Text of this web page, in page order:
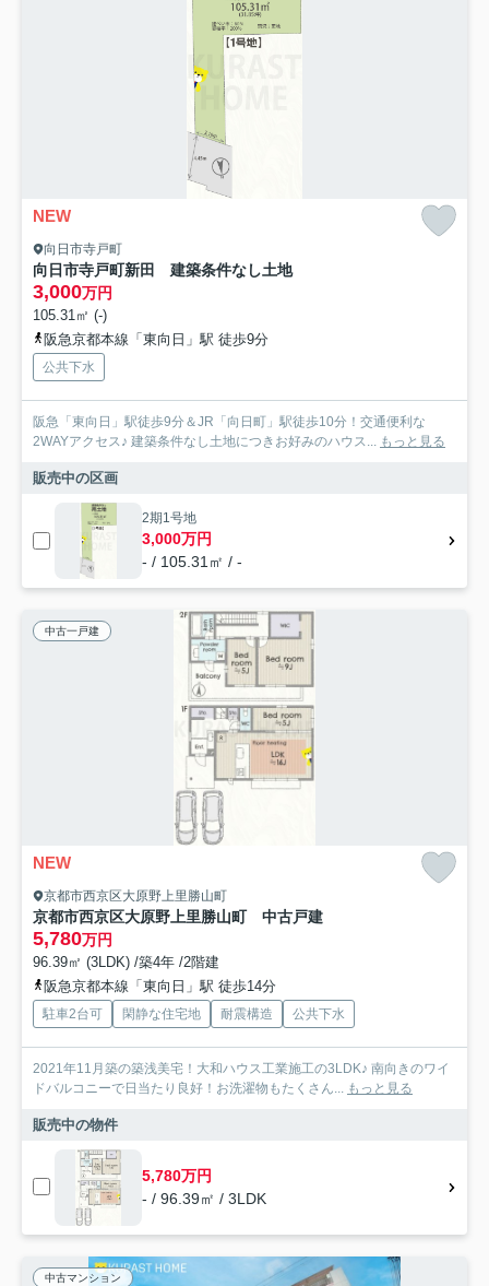
NEW
向日市寺戸町
向日市寺戸町新田 建築条件なし土地
3,000万円
105.31㎡ (-)
阪急京都本線「東向日」駅 徒歩9分
公共下水
阪急「東向日」駅徒歩9分＆JR「向日町」駅徒歩10分！交通便利な
2WAYアクセス♪ 建築条件なし土地につきお好みのハウス... もっと見る
販売中の区画
2期1号地
3,000万円
- / 105.31㎡ / -
中古一戸建
NEW
京都市西京区大原野上里勝山町
京都市西京区大原野上里勝山町 中古戸建
5,780万円
96.39㎡ (3LDK) /築4年 /2階建
阪急京都本線「東向日」駅 徒歩14分
駐車2台可 閑静な住宅地 耐震構造 公共下水
2021年11月築の築浅美宅！大和ハウス工業施工の3LDK♪ 南向きのワイ
ドバルコニーで日当たり良好！お洗濯物もたくさん...
もっと見る
販売中の物件
5,780万円
- / 96.39㎡ / 3LDK
中古マンション